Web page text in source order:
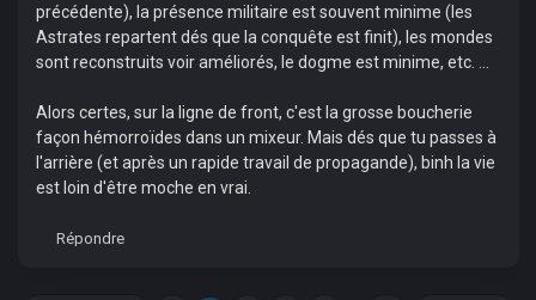
précédente), la présence militaire est souvent minime (les
Astrates repartent dés que la conquête est finit), les mondes
sont reconstruits voir améliorés, le dogme est minime, etc. ...
Alors certes, sur la ligne de front, c'est la grosse boucherie
façon hémorroïdes dans un mixeur. Mais dés que tu passes à
l'arrière (et après un rapide travail de propagande), binh la vie
est loin d'être moche en vrai.
Répondre